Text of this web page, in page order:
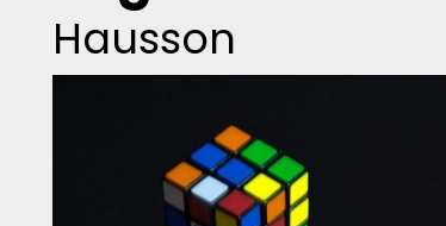
Hausson